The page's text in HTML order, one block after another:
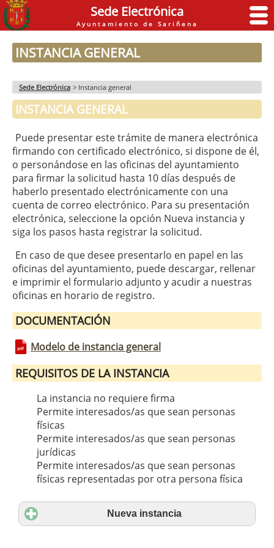
Sede Electrónica
Ayuntamiento de Sariñena
INSTANCIA GENERAL
Sede Electrónica > Instancia general
INSTANCIA GENERAL
Puede presentar este trámite de manera electrónica
firmando con certificado electrónico, si dispone de él,
o personándose en las oficinas del ayuntamiento
para firmar la solicitud hasta 10 días después de
haberlo presentado electrónicamente con una
cuenta de correo electrónico. Para su presentación
electrónica, seleccione la opción Nueva instancia y
siga los pasos hasta registrar la solicitud.
En caso de que desee presentarlo en papel en las
oficinas del ayuntamiento, puede descargar, rellenar
e imprimir el formulario adjunto y acudir a nuestras
oficinas en horario de registro.
DOCUMENTACIÓN
Modelo de instancia general
REQUISITOS DE LA INSTANCIA
La instancia no requiere firma
Permite interesados/as que sean personas
físicas
Permite interesados/as que sean personas
jurídicas
Permite interesados/as que sean personas
físicas representadas por otra persona física
Nueva instancia